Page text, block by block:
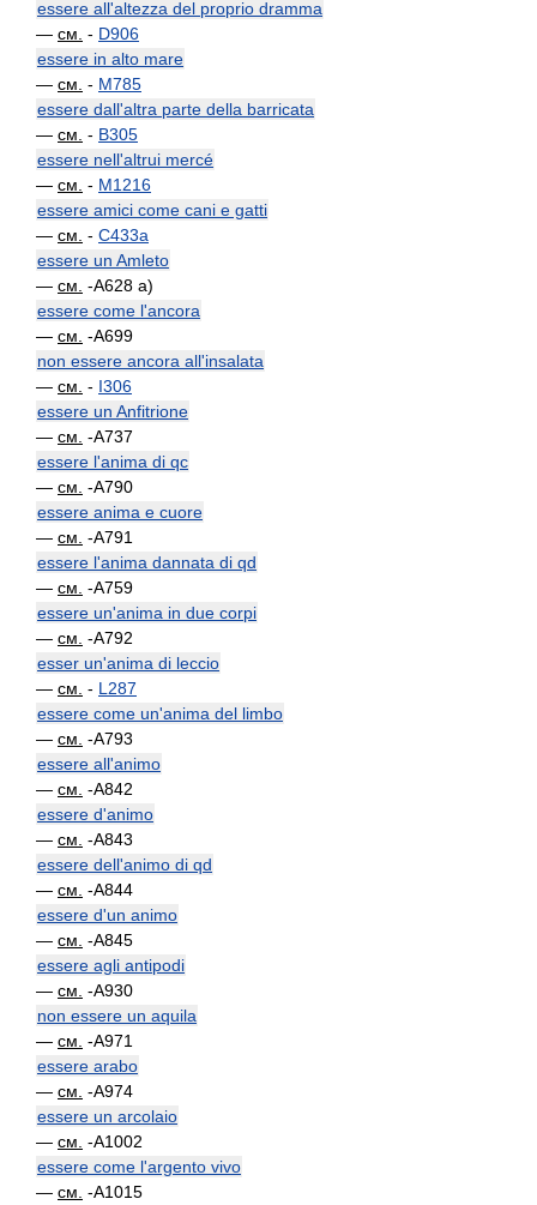
essere all'altezza del proprio dramma
— см. - D906
essere in alto mare
— см. - M785
essere dall'altra parte della barricata
— см. - B305
essere nell'altrui mercé
— см. - M1216
essere amici come cani e gatti
— см. - C433a
essere un Amleto
— см. -A628 a)
essere come l'ancora
— см. -A699
non essere ancora all'insalata
— см. - I306
essere un Anfitrione
— см. -A737
essere l'anima di qc
— см. -A790
essere anima e cuore
— см. -A791
essere l'anima dannata di qd
— см. -A759
essere un'anima in due corpi
— см. -A792
esser un'anima di leccio
— см. - L287
essere come un'anima del limbo
— см. -A793
essere all'animo
— см. -A842
essere d'animo
— см. -A843
essere dell'animo di qd
— см. -A844
essere d'un animo
— см. -A845
essere agli antipodi
— см. -A930
non essere un aquila
— см. -A971
essere arabo
— см. -A974
essere un arcolaio
— см. -A1002
essere come l'argento vivo
— см. -A1015